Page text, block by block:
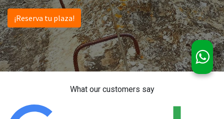
¡Reserva tu plaza!
What our customers say